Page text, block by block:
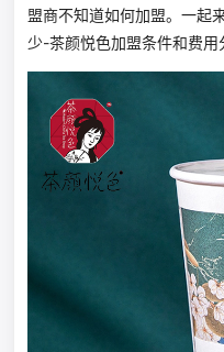
盟商不知道如何加盟。一起
少-茶颜悦色加盟条件和费用